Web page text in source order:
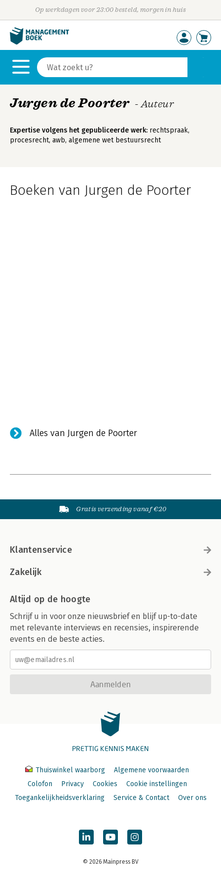
Op werkdagen voor 23:00 besteld, morgen in huis
Jurgen de Poorter - Auteur
Expertise volgens het gepubliceerde werk: rechtspraak,
procesrecht, awb, algemene wet bestuursrecht
Boeken van Jurgen de Poorter
Alles van Jurgen de Poorter
Gratis verzending vanaf €20
Klantenservice
Zakelijk
Altijd op de hoogte
Schrijf u in voor onze nieuwsbrief en blijf up-to-date
met relevante interviews en recensies, inspirerende
events en de beste acties.
Aanmelden
PRETTIG KENNIS MAKEN
Thuiswinkel waarborg
Algemene voorwaarden
Colofon
Privacy Cookies
Cookie instellingen
Toegankelijkheidsverklaring
Service & Contact Over ons
© 2026 Mainpress BV